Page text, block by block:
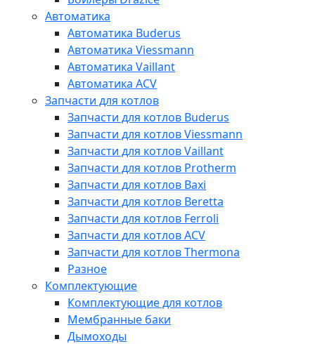
Автоматика
Автоматика Buderus
Автоматика Viessmann
Автоматика Vaillant
Автоматика ACV
Запчасти для котлов
Запчасти для котлов Buderus
Запчасти для котлов Viessmann
Запчасти для котлов Vaillant
Запчасти для котлов Protherm
Запчасти для котлов Baxi
Запчасти для котлов Beretta
Запчасти для котлов Ferroli
Запчасти для котлов ACV
Запчасти для котлов Thermona
Разное
Комплектующие
Комплектующие для котлов
Мембранные баки
Дымоходы